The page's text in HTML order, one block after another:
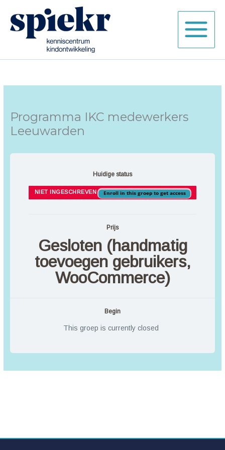
naar
Programma IKC medewerkers
Leeuwarden
Huidige status
NIET INGESCHREVEN Enroll in this groep to get access
Prijs
Gesloten (handmatig
toevoegen gebruikers,
WooCommerce)
Begin
This groep is currently closed